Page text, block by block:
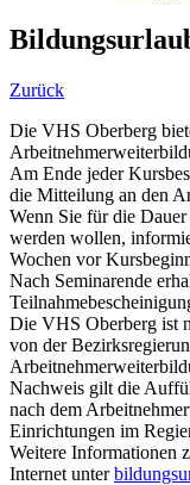
Zurück
Die VHS Oberberg
Am Ende jeder
die Mitteilung an den
Wenn Sie für die
werden wollen,
Wochen vor
Nach Seminarende
Die VHS Oberberg ist
von der
Nachweis gilt die
nach dem
Einrichtungen im
Weitere Informationen
Internet unter